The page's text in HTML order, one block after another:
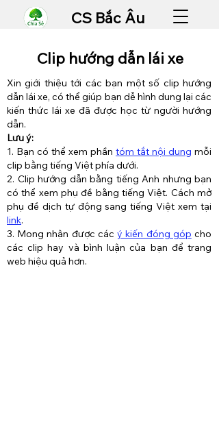
CS Bắc Âu
Clip hướng dẫn lái xe
Xin giới thiệu tới các bạn một số clip hướng
dẫn lái xe, có thể giúp bạn dễ hình dung lại các
kiến thức lái xe đã được học từ người hướng
dẫn.
Lưu ý:
1. Bạn có thể xem phần tóm tắt nội dung mỗi
clip bằng tiếng Việt phía dưới.
2. Clip hướng dẫn bằng tiếng Anh nhưng bạn
có thể xem phụ đề bằng tiếng Việt. Cách mở
phụ đề dịch tự động sang tiếng Việt xem tại
link.
3. Mong nhận được cácý kiến đóng góp cho
các clip hay và bình luận của bạn để trang
web hiệu quả hơn.